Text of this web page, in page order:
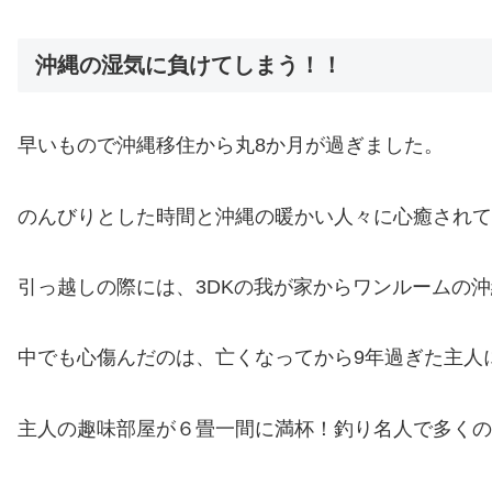
沖縄の湿気に負けてしまう！！
早いもので沖縄移住から丸8か月が過ぎました。
のんびりとした時間と沖縄の暖かい人々に心癒され
引っ越しの際には、3DKの我が家からワンルームの
中でも心傷んだのは、亡くなってから9年過ぎた主
主人の趣味部屋が６畳一間に満杯！釣り名人で多く